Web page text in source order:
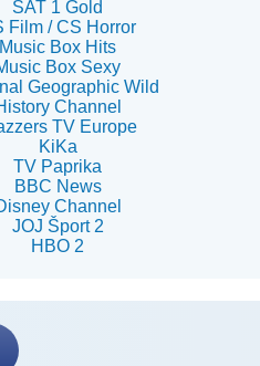
SAT 1 Gold
Film / CS Horror
Music Box Hits
Box Sexy
Geographic Wild
Channel
TV Europe
KiKa
TV Paprika
BBC News
Channel
JOJ Šport 2
HBO 2